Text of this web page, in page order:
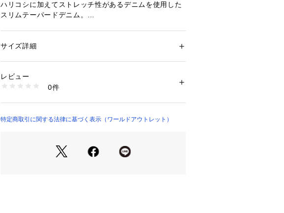
ハリコシに加えてストレッチ性があるデニムを使用した
スリムテーパードデニム。
果も◎。
#092はグレーのステッチカラーでクリーンなカジュアル
さを演出できるほかにはないカラー。
【スタイリングポイント】
Tシャツなどのコンパクトトップスの場合はジャケット
やストライプシャツを羽織るなどトップにボリュームバ
性別：レディース
商品番号：
127-61006 （ショップ）
サイズ詳細
レビュー
0件
特定商取引に関する法律に基づく表示（ワールドアウトレット）